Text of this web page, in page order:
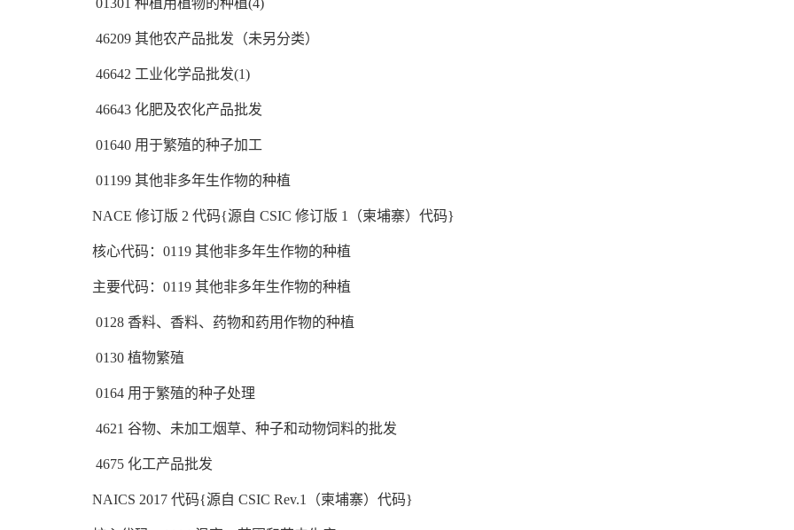
01301 种植用植物的种植(4)
46209 其他农产品批发（未另分类）
46642 工业化学品批发(1)
46643 化肥及农化产品批发
01640 用于繁殖的种子加工
01199 其他非多年生作物的种植
NACE 修订版 2 代码{源自 CSIC 修订版 1（柬埔寨）代码}
核心代码：0119 其他非多年生作物的种植
主要代码：0119 其他非多年生作物的种植
0128 香料、香料、药物和药用作物的种植
0130 植物繁殖
0164 用于繁殖的种子处理
4621 谷物、未加工烟草、种子和动物饲料的批发
4675 化工产品批发
NAICS 2017 代码{源自 CSIC Rev.1（柬埔寨）代码}